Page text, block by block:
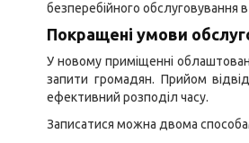
безперебійного обслуговування
Покращені умови
У новому приміщенні
запити громадян. Прийом
ефективний розподіл часу.
Записатися можна двома